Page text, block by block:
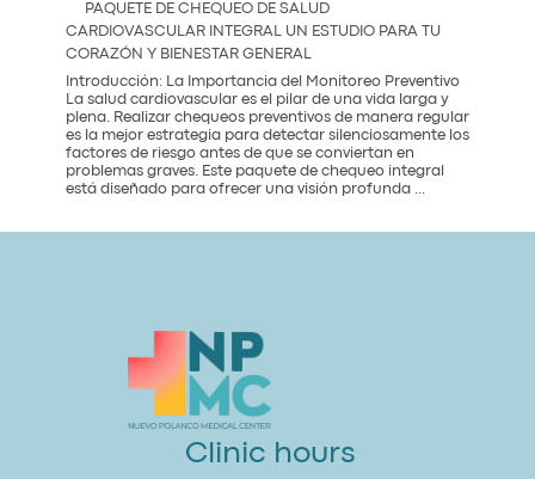
PAQUETE DE CHEQUEO DE SALUD
CARDIOVASCULAR INTEGRAL UN ESTUDIO PARA TU
CORAZÓN Y BIENESTAR GENERAL
Introducción: La Importancia del Monitoreo Preventivo
La salud cardiovascular es el pilar de una vida larga y
plena. Realizar chequeos preventivos de manera regular
es la mejor estrategia para detectar silenciosamente los
factores de riesgo antes de que se conviertan en
problemas graves. Este paquete de chequeo integral
está diseñado para ofrecer una visión profunda ...
Clinic hours